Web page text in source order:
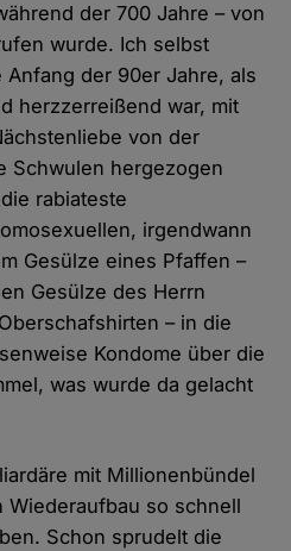
der 700 Jahre – von
wurde. Ich selbst
der 90er Jahre, als
herzzerreißend war, mit
von der
Schwulen hergezogen
rabiateste
irgendwann
Gesülze eines Pfaffen –
Gesülze des Herrn
– in die
Kondome über die
was wurde da gelacht
mit Millionenbündel
so schnell
Schon sprudelt die